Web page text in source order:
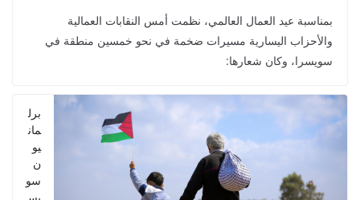
بمناسبة عيد العمال العالمي، نظمت أمس النقابات العمالية
والأحزاب اليسارية مسيرات ضخمة في نحو خمسين منطقة في
سويسرا، وكان شعارها:
برل
مان
يو
ن
سو